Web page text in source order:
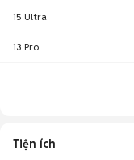
15 Ultra
13 Pro
Tiện ích